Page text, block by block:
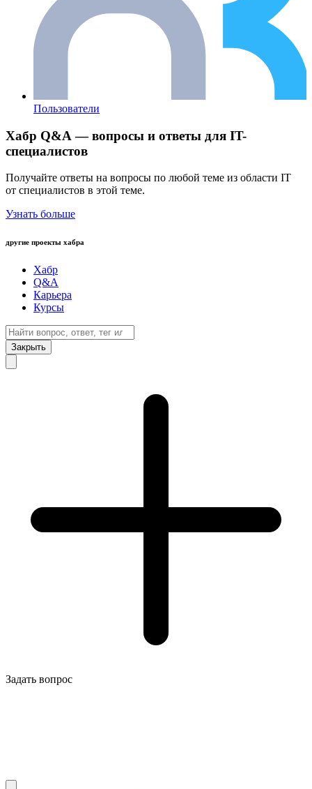
Пользователи
Хабр Q&A — вопросы и ответы для IT-
специалистов
Получайте ответы на вопросы по любой теме из области IT
от специалистов в этой теме.
Узнать больше
другие проекты хабра
Хабр
Q&A
Карьера
Курсы
Закрыть
Задать вопрос